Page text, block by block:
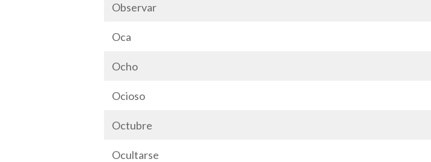
Observar
Oca
Ocho
Ocioso
Octubre
Ocultarse